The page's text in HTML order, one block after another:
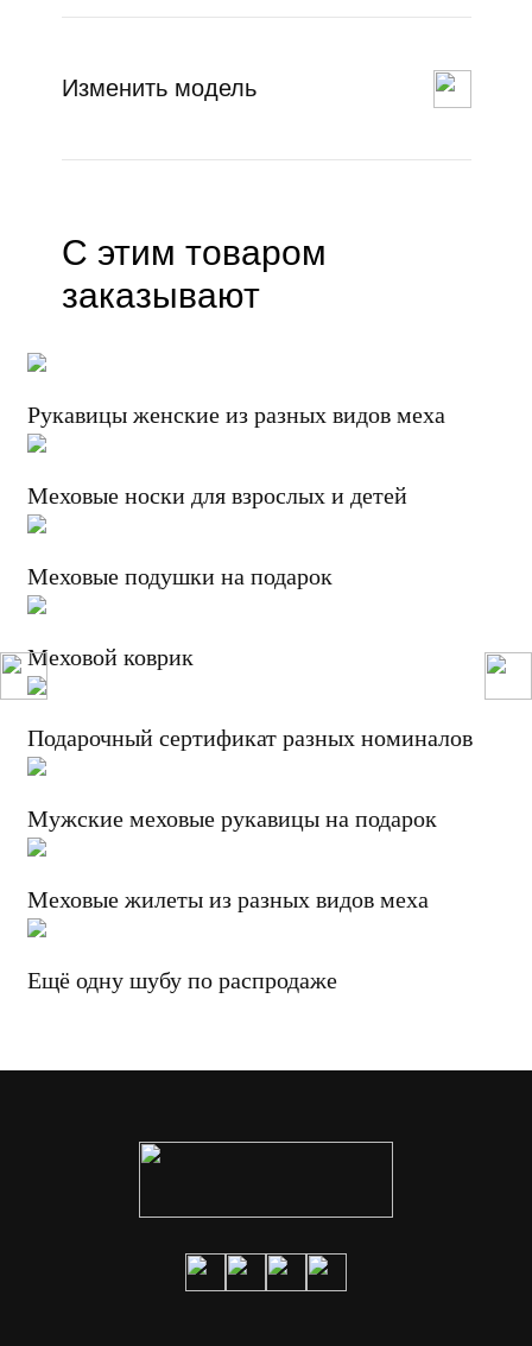
Изменить модель
С этим товаром
заказывают
Рукавицы женские из разных видов меха
Меховые носки для взрослых и детей
Меховые подушки на подарок
Меховой коврик
Подарочный сертификат разных номиналов
Мужские меховые рукавицы на подарок
Меховые жилеты из разных видов меха
Ещё одну шубу по распродаже